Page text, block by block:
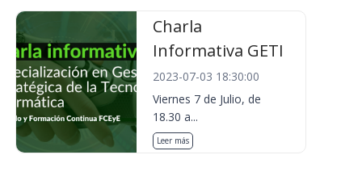
Charla
Informativa GETI
2023-07-03 18:30:00
Viernes 7 de Julio, de
18.30 a...
Leer más